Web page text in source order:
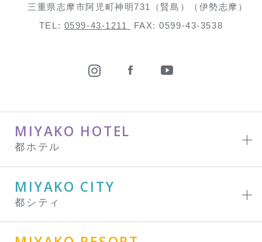
三重県志摩市阿児町神明731（賢島）（伊勢志摩）
TEL: 0599-43-1211 FAX: 0599-43-3538
MIYAKO HOTEL
都ホテル
MIYAKO CITY
都シティ